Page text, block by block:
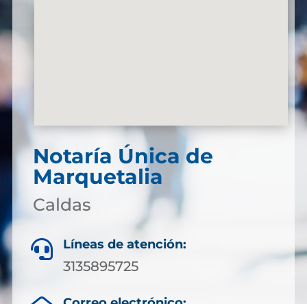
Notaría Única de
Marquetalia
Caldas
 Líneas de atención:
3135895725